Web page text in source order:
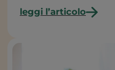
leggi l’articolo